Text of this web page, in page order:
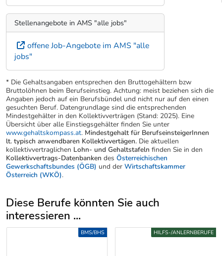
Stellenangebote in AMS "alle jobs"
offene Job-Angebote im AMS "alle
jobs"
* Die Gehaltsangaben entsprechen den Bruttogehältern bzw
Bruttolöhnen beim Berufseinstieg. Achtung: meist beziehen sich die
Angaben jedoch auf ein Berufsbündel und nicht nur auf den einen
gesuchten Beruf. Datengrundlage sind die entsprechenden
Mindestgehälter in den Kollektivverträgen (Stand: 2025). Eine
Übersicht über alle Einstiegsgehälter finden Sie unter
www.gehaltskompass.at. Mindestgehalt für BerufseinsteigerInnen
lt. typisch anwendbaren Kollektivvertägen. Die aktuellen
kollektivvertraglichen Lohn- und Gehaltstafeln finden Sie in den
Kollektivvertrags-Datenbanken des Österreichischen
Gewerkschaftsbundes (ÖGB) und der Wirtschaftskammer
Österreich (WKÖ).
Diese Berufe könnten Sie auch
interessieren ...
Uber weitere Berufsvorschläge
BMS/BHS HILFS-/ANLERNBERUFE